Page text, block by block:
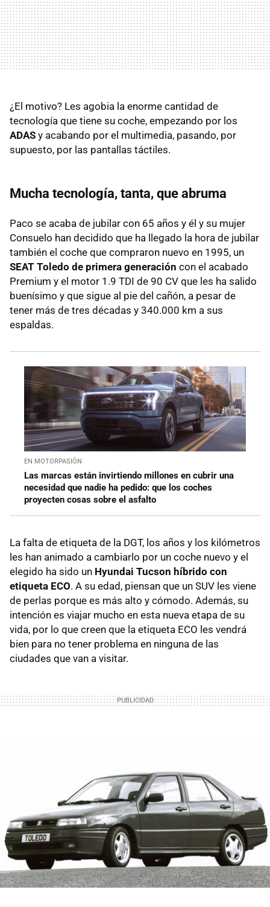
¿El motivo? Les agobia la enorme cantidad de
tecnología que tiene su coche, empezando por los
ADAS y acabando por el multimedia, pasando, por
supuesto, por las pantallas táctiles.
Mucha tecnología, tanta, que abruma
Paco se acaba de jubilar con 65 años y él y su mujer
Consuelo han decidido que ha llegado la hora de jubilar
también el coche que compraron nuevo en 1995, un
SEAT Toledo de primera generación con el acabado
Premium y el motor 1.9 TDI de 90 CV que les ha salido
buenísimo y que sigue al pie del cañón, a pesar de
tener más de tres décadas y 340.000 km a sus
espaldas.
EN MOTORPASIÓN
Las marcas están invirtiendo millones en cubrir una
necesidad que nadie ha pedido: que los coches
proyecten cosas sobre el asfalto
La falta de etiqueta de la DGT, los años y los kilómetros
les han animado a cambiarlo por un coche nuevo y el
elegido ha sido un Hyundai Tucson híbrido con
etiqueta ECO. A su edad, piensan que un SUV les viene
de perlas porque es más alto y cómodo. Además, su
intención es viajar mucho en esta nueva etapa de su
vida, por lo que creen que la etiqueta ECO les vendrá
bien para no tener problema en ninguna de las
ciudades que van a visitar.